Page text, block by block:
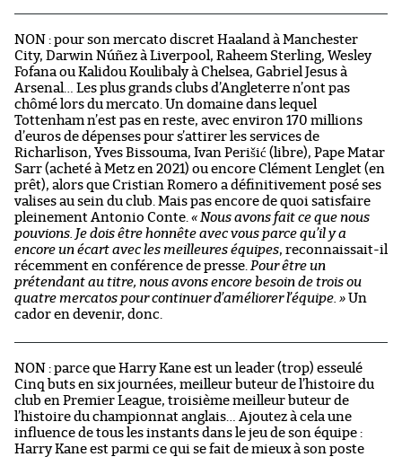
NON : pour son mercato discret Haaland à Manchester
City, Darwin Núñez à Liverpool, Raheem Sterling, Wesley
Fofana ou Kalidou Koulibaly à Chelsea, Gabriel Jesus à
Arsenal… Les plus grands clubs d’Angleterre n’ont pas
chômé lors du mercato. Un domaine dans lequel
Tottenham n’est pas en reste, avec environ 170 millions
d’euros de dépenses pour s’attirer les services de
Richarlison, Yves Bissouma, Ivan Perišić (libre), Pape Matar
Sarr (acheté à Metz en 2021) ou encore Clément Lenglet (en
prêt), alors que Cristian Romero a définitivement posé ses
valises au sein du club. Mais pas encore de quoi satisfaire
pleinement Antonio Conte. « Nous avons fait ce que nous
pouvions. Je dois être honnête avec vous parce qu’il y a
encore un écart avec les meilleures équipes, reconnaissait-il
récemment en conférence de presse. Pour être un
prétendant au titre, nous avons encore besoin de trois ou
quatre mercatos pour continuer d’améliorer l’équipe. » Un
cador en devenir, donc.
NON : parce que Harry Kane est un leader (trop) esseulé
Cinq buts en six journées, meilleur buteur de l’histoire du
club en Premier League, troisième meilleur buteur de
l’histoire du championnat anglais… Ajoutez à cela une
influence de tous les instants dans le jeu de son équipe :
Harry Kane est parmi ce qui se fait de mieux à son poste